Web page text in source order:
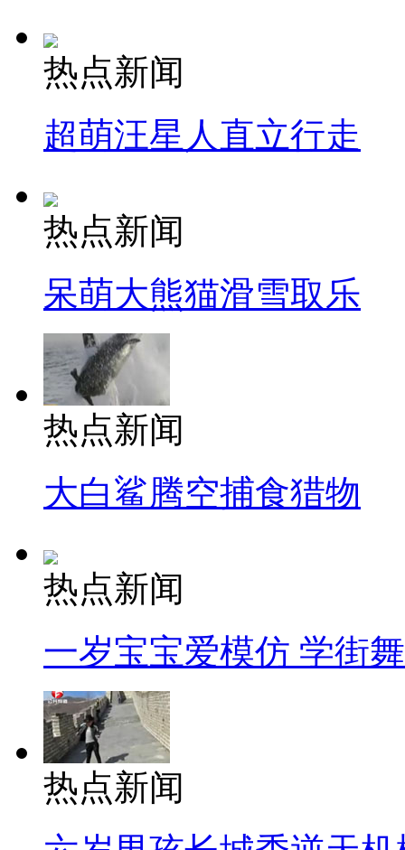
热点新闻
超萌汪星人直立行走
热点新闻
呆萌大熊猫滑雪取乐
热点新闻
大白鲨腾空捕食猎物
热点新闻
一岁宝宝爱模仿 学街
热点新闻